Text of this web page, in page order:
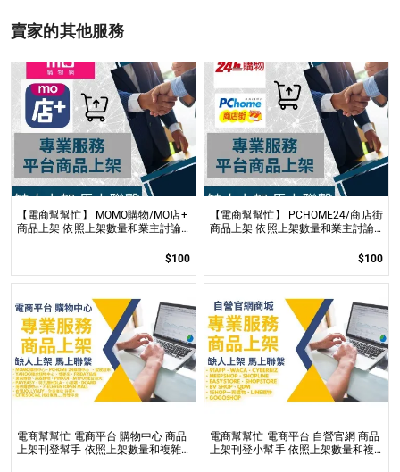
賣家的其他服務
【電商幫幫忙】 MOMO購物/MO店+
商品上架 依照上架數量和業主討論
$100
【電商幫幫忙】 PCHOME24/商店街
商品上架 依照上架數量和業主討論
$100
電商幫幫忙 電商平台 購物中心 商品
上架刊登幫手 依照上架數量和複雜
電商幫幫忙 電商平台 自營官網 商品
上架刊登小幫手 依照上架數量和複